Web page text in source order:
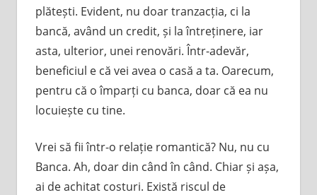
plătești. Evident, nu doar tranzacția, ci la
bancă, având un credit, și la întreținere, iar
asta, ulterior, unei renovări. Într-adevăr,
beneficiul e că vei avea o casă a ta. Oarecum,
pentru că o împarți cu banca, doar că ea nu
locuiește cu tine.
Vrei să fii într-o relație romantică? Nu, nu cu
Banca. Ah, doar din când în când. Chiar și așa,
ai de achitat costuri. Există riscul de